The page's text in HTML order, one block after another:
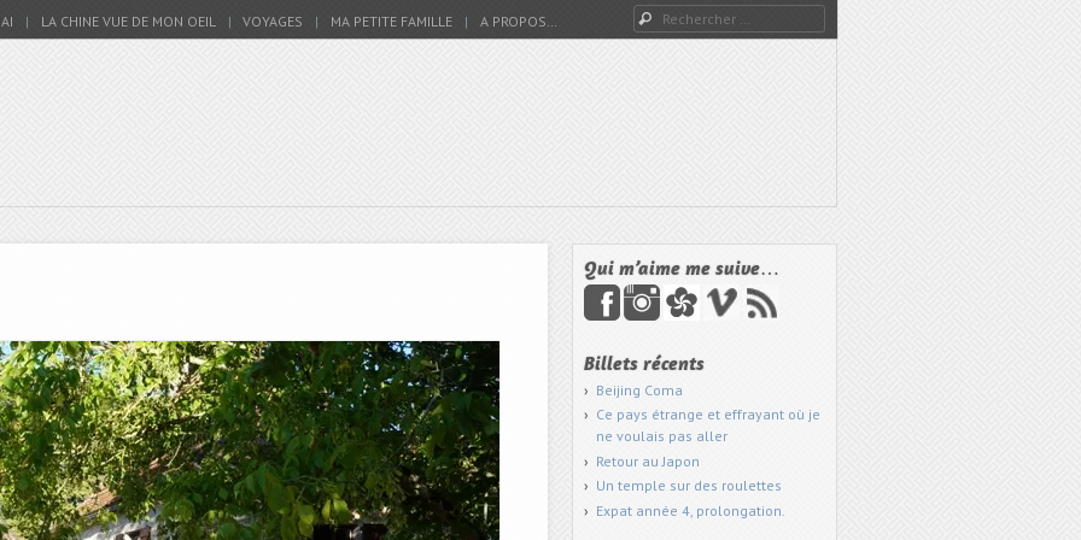
LA CHINE VUE DE MON OEIL VOYAGES MA PETITE FAMILLE A PROPOS… Rechercher
Qui m’aime me suive…
Billets récents
Beijing Coma
Ce pays étrange et effrayant où je
ne voulais pas aller
Retour au Japon
Un temple sur des roulettes
Expat année 4, prolongation.